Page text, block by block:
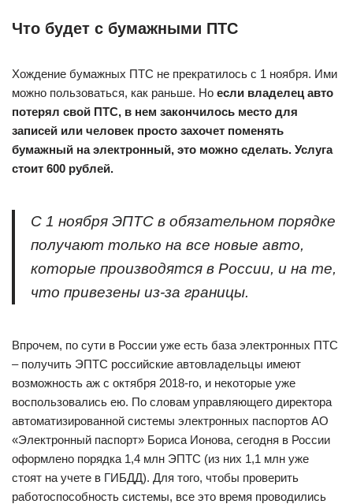
Что будет с бумажными ПТС
Хождение бумажных ПТС не прекратилось с 1 ноября. Ими
можно пользоваться, как раньше. Но если владелец авто
потерял свой ПТС, в нем закончилось место для
записей или человек просто захочет поменять
бумажный на электронный, это можно сделать. Услуга
стоит 600 рублей.
С 1 ноября ЭПТС в обязательном порядке
получают только на все новые авто,
которые производятся в России, и на те,
что привезены из-за границы.
Впрочем, по сути в России уже есть база электронных ПТС
– получить ЭПТС российские автовладельцы имеют
возможность аж с октября 2018-го, и некоторые уже
воспользовались ею. По словам управляющего директора
автоматизированной системы электронных паспортов АО
«Электронный паспорт» Бориса Ионова, сегодня в России
оформлено порядка 1,4 млн ЭПТС (из них 1,1 млн уже
стоят на учете в ГИБДД). Для того, чтобы проверить
работоспособность системы, все это время проводились